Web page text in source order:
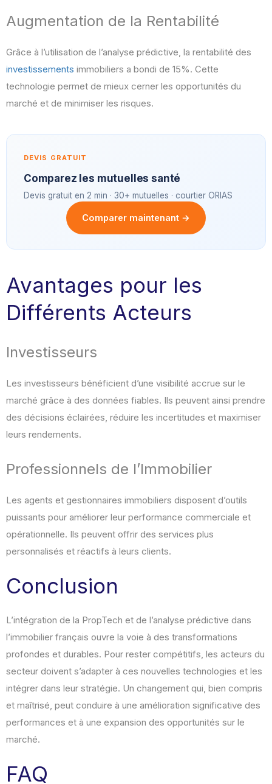
Augmentation de la Rentabilité
Grâce à l’utilisation de l’analyse prédictive, la rentabilité des
investissements immobiliers a bondi de 15%. Cette
technologie permet de mieux cerner les opportunités du
marché et de minimiser les risques.
DEVIS GRATUIT
Comparez les mutuelles santé
Devis gratuit en 2 min · 30+ mutuelles · courtier ORIAS
Comparer maintenant →
Avantages pour les
Différents Acteurs
Investisseurs
Les investisseurs bénéficient d’une visibilité accrue sur le
marché grâce à des données fiables. Ils peuvent ainsi prendre
des décisions éclairées, réduire les incertitudes et maximiser
leurs rendements.
Professionnels de l’Immobilier
Les agents et gestionnaires immobiliers disposent d’outils
puissants pour améliorer leur performance commerciale et
opérationnelle. Ils peuvent offrir des services plus
personnalisés et réactifs à leurs clients.
Conclusion
L’intégration de la PropTech et de l’analyse prédictive dans
l’immobilier français ouvre la voie à des transformations
profondes et durables. Pour rester compétitifs, les acteurs du
secteur doivent s’adapter à ces nouvelles technologies et les
intégrer dans leur stratégie. Un changement qui, bien compris
et maîtrisé, peut conduire à une amélioration significative des
performances et à une expansion des opportunités sur le
marché.
FAQ